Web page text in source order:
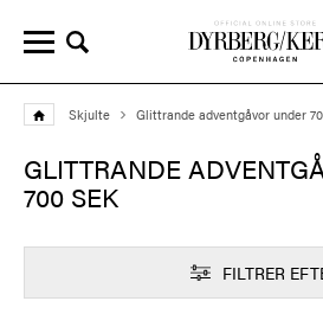
Skjulte Glittrande adventgåvor under
GLITTRANDE
700 SEK
FILTRER